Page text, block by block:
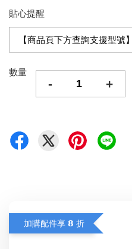
貼心提醒
數量
- +
加購配件享 𝟴 折